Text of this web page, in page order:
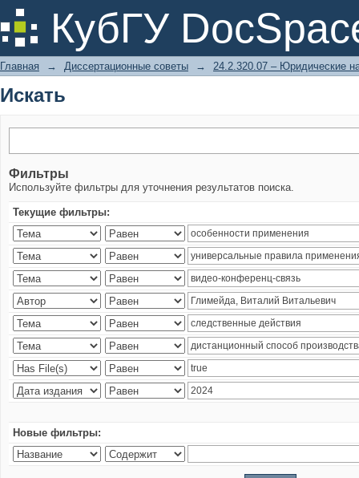
КубГУ
Искать
Главная → Диссертационные советы → 24.2.320.07 – Юридические
Искать
Фильтры
Используйте фильтры для уточнения результатов поиска.
Текущие фильтры:
Новые фильтры: